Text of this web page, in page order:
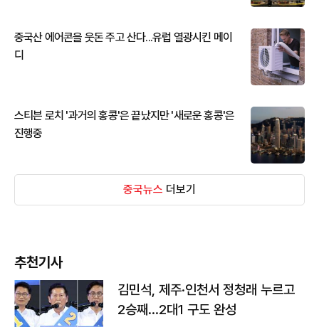
중국산 에어콘을 웃돈 주고 산다...유럽 열광시킨 메이
디
스티븐 로치 '과거의 홍콩'은 끝났지만 '새로운 홍콩'은
진행중
중국뉴스 더보기
추천기사
김민석, 제주·인천서 정청래 누르고
2승째…2대1 구도 완성